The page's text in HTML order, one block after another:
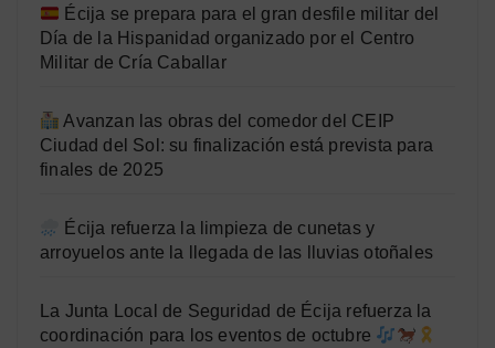
Écija se prepara para el gran desfile militar del
Día de la Hispanidad organizado por el Centro
Militar de Cría Caballar
Avanzan las obras del comedor del CEIP
Ciudad del Sol: su finalización está prevista para
finales de 2025
Écija refuerza la limpieza de cunetas y
arroyuelos ante la llegada de las lluvias otoñales
La Junta Local de Seguridad de Écija refuerza la
coordinación para los eventos de octubre